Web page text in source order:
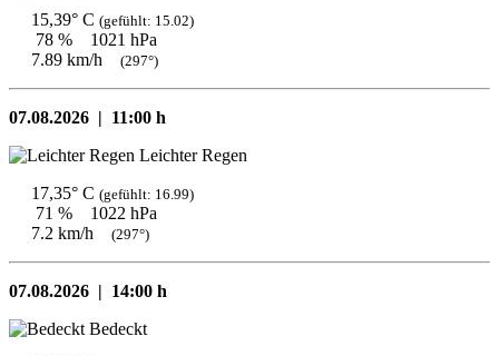
15,39° C (gefühlt: 15.02)
78 %
1021 hPa
7.89 km/h
(297°)
07.08.2026 | 11:00 h
Leichter Regen
17,35° C (gefühlt: 16.99)
71 %
1022 hPa
7.2 km/h
(297°)
07.08.2026 | 14:00 h
Bedeckt